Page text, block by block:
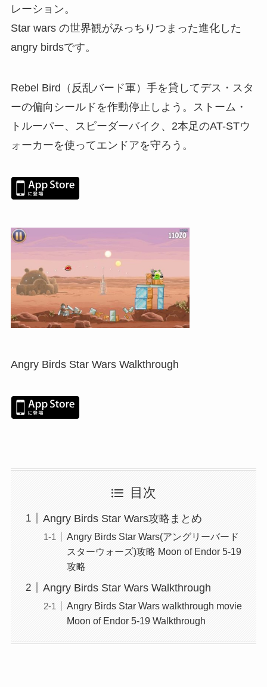
レーション。
Star wars の世界観がみっちりつまった進化した
angry birdsです。
Rebel Bird（反乱バード軍）手を貸してデス・スタ
ーの偏向シールドを作動停止しよう。ストーム・
トルーパー、スピーダーバイク、2本足のAT-STウ
ォーカーを使ってエンドアを守ろう。
Angry Birds Star Wars Walkthrough
目次
Angry Birds Star Wars攻略まとめ
Angry Birds Star Wars(アングリーバード
スターウォーズ)攻略 Moon of Endor 5-19
攻略
Angry Birds Star Wars Walkthrough
Angry Birds Star Wars walkthrough movie
Moon of Endor 5-19 Walkthrough